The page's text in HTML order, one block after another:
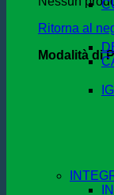
Ritorna al
Modalità di